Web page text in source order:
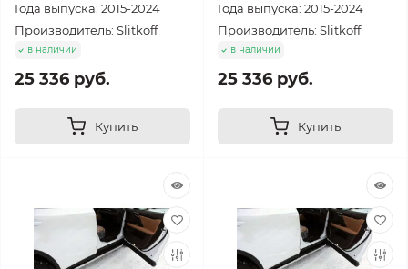
Года выпуска: 2015-2024
Производитель: Slitkoff
в наличии
25 336 руб.
Купить
Года выпуска: 2015-2024
Производитель: Slitkoff
в наличии
25 336 руб.
Купить